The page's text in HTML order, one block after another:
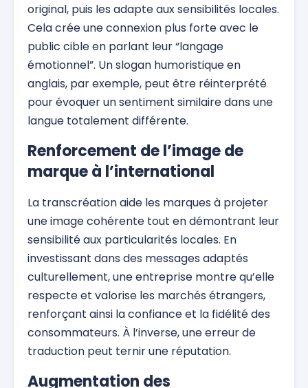
original, puis les adapte aux sensibilités locales.
Cela crée une connexion plus forte avec le
public cible en parlant leur “langage
émotionnel”. Un slogan humoristique en
anglais, par exemple, peut être réinterprété
pour évoquer un sentiment similaire dans une
langue totalement différente.
Renforcement de l’image de
marque à l’international
La transcréation aide les marques à projeter
une image cohérente tout en démontrant leur
sensibilité aux particularités locales. En
investissant dans des messages adaptés
culturellement, une entreprise montre qu’elle
respecte et valorise les marchés étrangers,
renforçant ainsi la confiance et la fidélité des
consommateurs. À l’inverse, une erreur de
traduction peut ternir une réputation.
Augmentation des